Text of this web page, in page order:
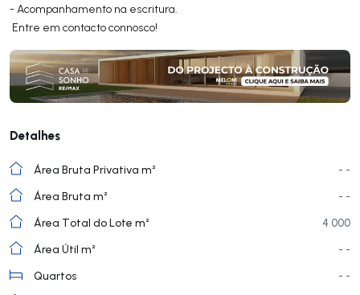
- Acompanhamento na escritura.
Entre em contacto connosco!
Detalhes
Área Bruta Privativa m²
- -
Área Bruta m²
- -
Área Total do Lote m²
4 000
Área Útil m²
- -
Quartos
- -